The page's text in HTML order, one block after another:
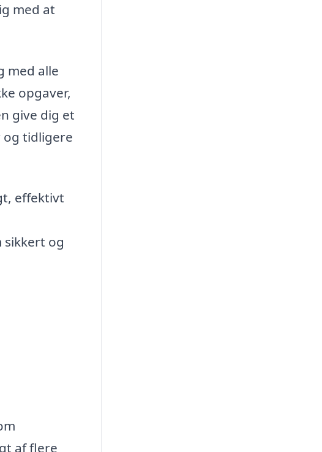
med at
med alle
opgaver,
give dig et
og tidligere
effektivt
og
af flere